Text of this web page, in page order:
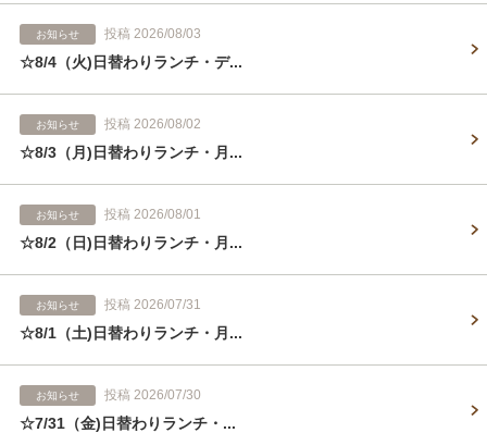
お知らせ 投稿 2026/08/03
☆8/4（火)日替わりランチ・デ...
お知らせ 投稿 2026/08/02
☆8/3（月)日替わりランチ・月...
お知らせ 投稿 2026/08/01
☆8/2（日)日替わりランチ・月...
お知らせ 投稿 2026/07/31
☆8/1（土)日替わりランチ・月...
お知らせ 投稿 2026/07/30
☆7/31（金)日替わりランチ・...